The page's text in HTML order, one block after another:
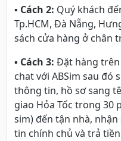
▪ Cách 2: Quý khách
Tp.HCM, Đà Nẵng,
sách cửa hàng ở chân
▪ Cách 3: Đặt hàng
chat với ABSim sau đó
thông tin, hồ sơ sang
giao Hỏa Tốc trong 30
sim) đến tận nhà,
tin chính chủ và trả